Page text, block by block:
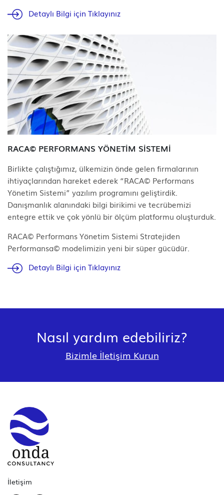
Detaylı Bilgi için Tıklayınız
RACA© PERFORMANS YÖNETİM SİSTEMİ
Birlikte çalıştığımız, ülkemizin önde gelen firmalarının
ihtiyaçlarından hareket ederek “RACA© Performans
Yönetim Sistemi” yazılım programını geliştirdik.
Danışmanlık alanındaki bilgi birikimi ve tecrübemizi
entegre ettik ve çok yönlü bir ölçüm platformu oluşturduk.
RACA© Performans Yönetim Sistemi Stratejiden
Performansa© modelimizin yeni bir süper gücüdür.
Detaylı Bilgi için Tıklayınız
Nasıl yardım edebiliriz?
Bizimle İletişim Kurun
İletişim